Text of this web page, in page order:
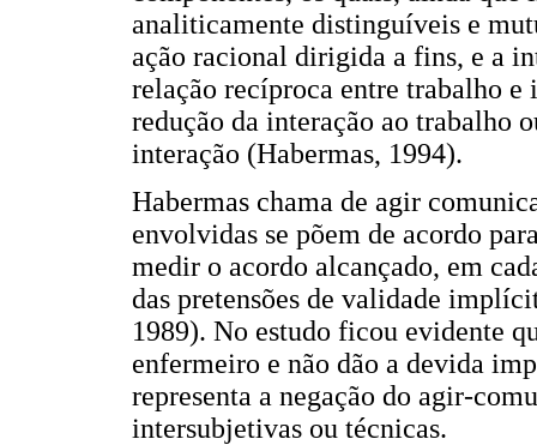
analiticamente distinguíveis e
ação racional dirigida a fins, e a
relação recíproca entre trabalho e
redução da interação ao trabalho
interação (Habermas, 1994).
Habermas chama de agir
envolvidas se põem de acordo
medir o acordo alcançado, em
das pretensões de validade
1989). No estudo ficou evidente
enfermeiro e não dão a devida
representa a negação do agir-
intersubjetivas ou técnicas.